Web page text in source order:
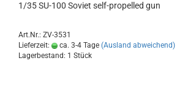
1/35 SU-100 Soviet self-propelled gun
Art.Nr.: ZV-3531
Lieferzeit:
ca. 3-4 Tage (Ausland abweichend)
Lagerbestand: 1 Stück